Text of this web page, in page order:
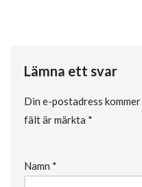
Lämna ett svar
Din e-postadress
fält är märkta *
Namn *